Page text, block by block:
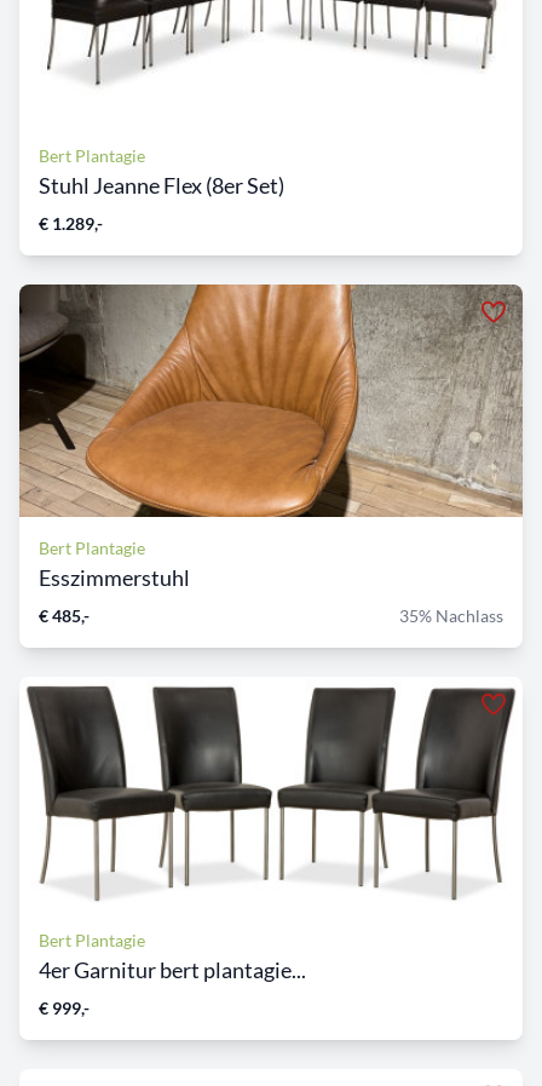
Bert Plantagie
Stuhl Jeanne Flex (8er Set)
€ 1.289,-
Bert Plantagie
Esszimmerstuhl
€ 485,- 35% Nachlass
Bert Plantagie
4er Garnitur bert plantagie...
€ 999,-